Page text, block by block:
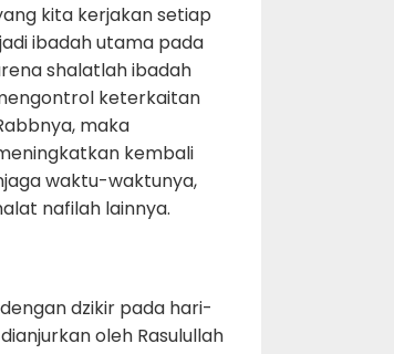
kita kerjakan setiap
ibadah utama pada
shalatlah ibadah
keterkaitan
maka
kembali
waktu-waktunya,
nafilah lainnya.
dzikir pada hari-
oleh Rasulullah